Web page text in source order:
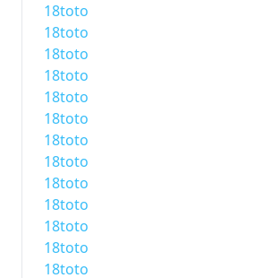
18toto
18toto
18toto
18toto
18toto
18toto
18toto
18toto
18toto
18toto
18toto
18toto
18toto